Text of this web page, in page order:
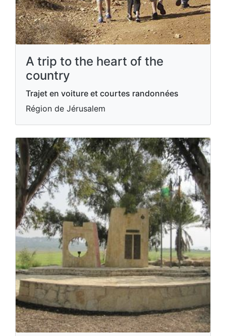
A trip to the heart of the
country
Trajet en voiture et courtes randonnées
Région de Jérusalem